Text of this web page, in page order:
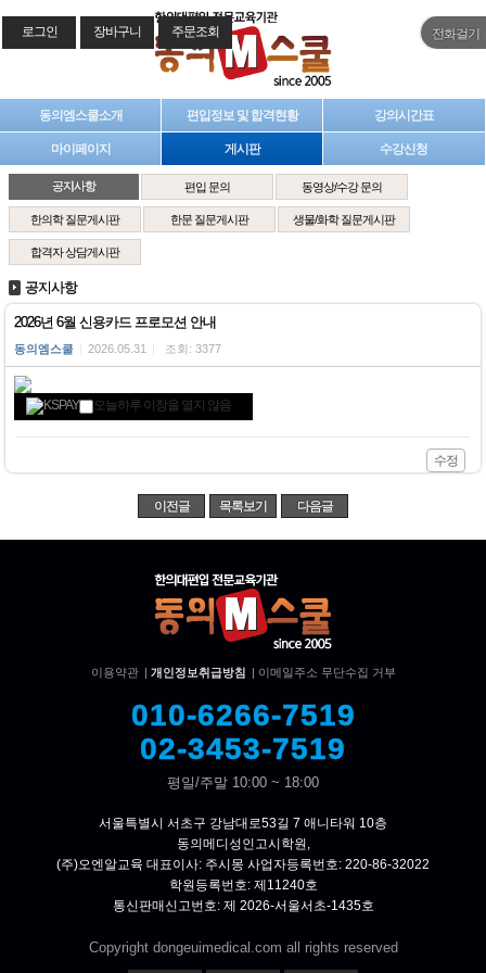
전화걸기
동의엠스쿨소개 편입정보 및 합격현황 강의시간표
마이페이지 게시판 수강신청
공지사항 편입 문의 동영상/수강 문의
한의학 질문게시판 한문 질문게시판 생물/화학 질문게시판
합격자 상담게시판
공지사항
2026년 6월 신용카드 프로모션 안내
동의엠스쿨 2026.05.31 조회: 3377
오늘하루 이창을 열지 않음
수정
이전글 목록보기 다음글
이용약관 | 개인정보취급방침 | 이메일주소 무단수집 거부
010-6266-7519
02-3453-7519
평일/주말 10:00 ~ 18:00
서울특별시 서초구 강남대로53길 7 애니타워 10층
동의메디성인고시학원,
(주)오엔알교육 대표이사: 주시몽 사업자등록번호: 220-86-32022
학원등록번호: 제11240호
통신판매신고번호: 제 2026-서울서초-1435호
Copyright dongeuimedical.com all rights reserved
로그인 장바구니 주문조회